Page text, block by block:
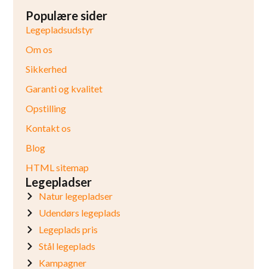
Populære sider
Legepladsudstyr
Om os
Sikkerhed
Garanti og kvalitet
Opstilling
Kontakt os
Blog
HTML sitemap
Legepladser
Natur legepladser
Udendørs legeplads
Legeplads pris
Stål legeplads
Kampagner